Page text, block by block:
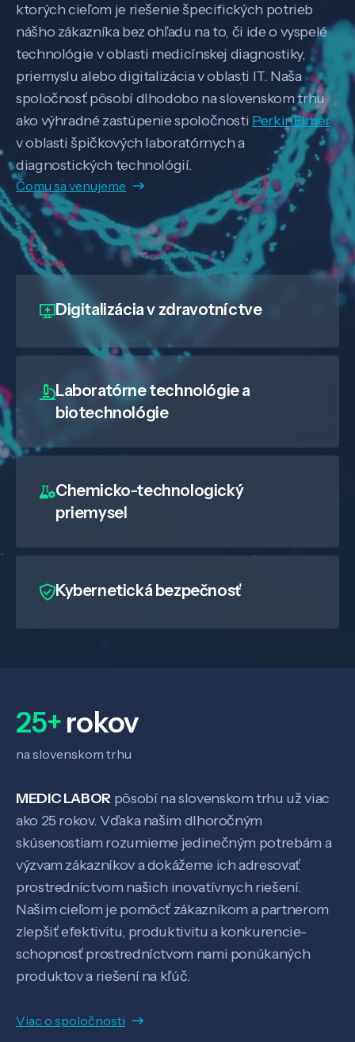
ktorých cieľom je riešenie špecifických potrieb
nášho zákazníka bez ohľadu na to, či ide o vyspelé
technológie v oblasti medicínskej diagnostiky,
priemyslu alebo digitalizácia v oblasti IT. Naša
spoločnosť pôsobí dlhodobo na slovenskom trhu
ako výhradné zastúpenie spoločnosti PerkinElmer
v oblasti špičkových laboratórnych a
diagnostických technológií.
Čomu sa venujeme
Digitalizáciav zdravotníctve
Laboratórne technológie a
biotechnológie
Chemicko-technologický
priemysel
Kybernetická bezpečnosť
25+rokov
na slovenskom trhu
MEDIC LABOR pôsobí na slovenskom trhu už viac
ako 25 rokov. Vďaka našim dlhoročným
skúsenostiam rozumieme jedinečným potrebám a
výzvam zákazníkov a dokážeme ich adresovať
prostredníctvom našich inovatívnych riešení.
Našim cieľom je pomôcť zákazníkom a partnerom
zlepšiť efektivitu, produktivitu a konkurencie-
schopnosť prostredníctvom nami ponúkaných
produktov a riešení na kľúč.
Viac o spoločnosti